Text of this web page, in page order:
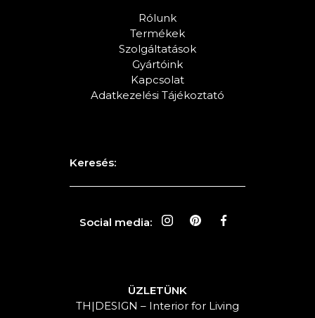
Rólunk
Termékek
Szolgáltatások
Gyártóink
Kapcsolat
Adatkezelési Tájékoztató
Keresés:
Social media:
ÜZLETÜNK
TH|DESIGN – Interior for Living